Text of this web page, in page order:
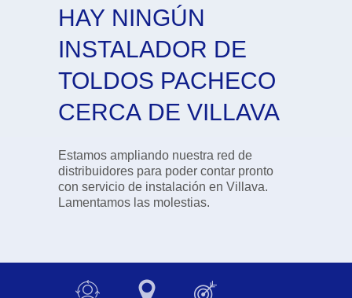
HAY NINGÚN
INSTALADOR DE
TOLDOS PACHECO
CERCA DE VILLAVA
Estamos ampliando nuestra red de
distribuidores para poder contar pronto
con servicio de instalación en Villava.
Lamentamos las molestias.